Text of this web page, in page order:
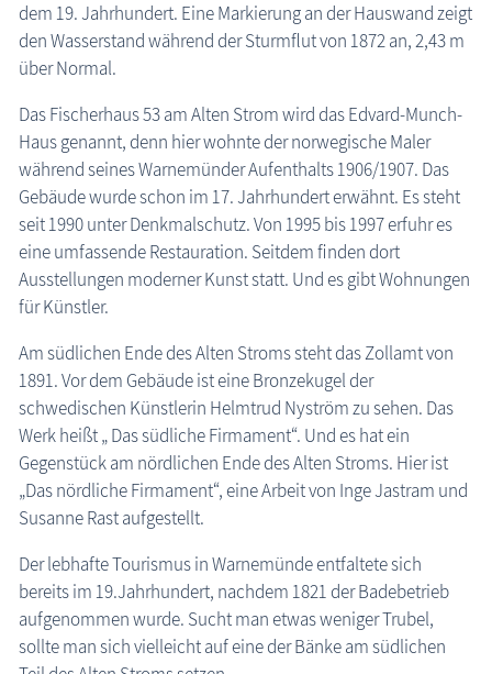
dem 19. Jahrhundert. Eine Markierung an der Hauswand zeigt
den Wasserstand während der Sturmflut von 1872 an, 2,43 m
über Normal.
Das Fischerhaus 53 am Alten Strom wird das Edvard-Munch-
Haus genannt, denn hier wohnte der norwegische Maler
während seines Warnemünder Aufenthalts 1906/1907. Das
Gebäude wurde schon im 17. Jahrhundert erwähnt. Es steht
seit 1990 unter Denkmalschutz. Von 1995 bis 1997 erfuhr es
eine umfassende Restauration. Seitdem finden dort
Ausstellungen moderner Kunst statt. Und es gibt Wohnungen
für Künstler.
Am südlichen Ende des Alten Stroms steht das Zollamt von
1891. Vor dem Gebäude ist eine Bronzekugel der
schwedischen Künstlerin Helmtrud Nyström zu sehen. Das
Werk heißt „ Das südliche Firmament“. Und es hat ein
Gegenstück am nördlichen Ende des Alten Stroms. Hier ist
„Das nördliche Firmament“, eine Arbeit von Inge Jastram und
Susanne Rast aufgestellt.
Der lebhafte Tourismus in Warnemünde entfaltete sich
bereits im 19.Jahrhundert, nachdem 1821 der Badebetrieb
aufgenommen wurde. Sucht man etwas weniger Trubel,
sollte man sich vielleicht auf eine der Bänke am südlichen